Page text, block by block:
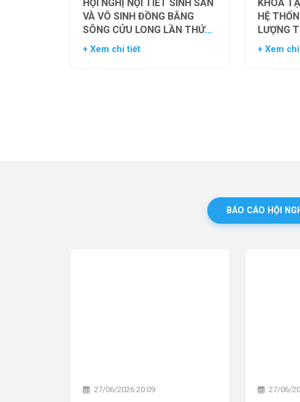
HỘI NGHỊ NỘI TIẾT SINH SẢN
VÀ VÔ SINH ĐỒNG BẰNG
SÔNG CỬU LONG LẦN THỨ
NHẤT
+ Xem chi tiết
KHÓA
HỆ
LƯỢNG
THỤ
+ Xem
BÁO CÁO HỘI
27/06/2026 20:09 27/06/